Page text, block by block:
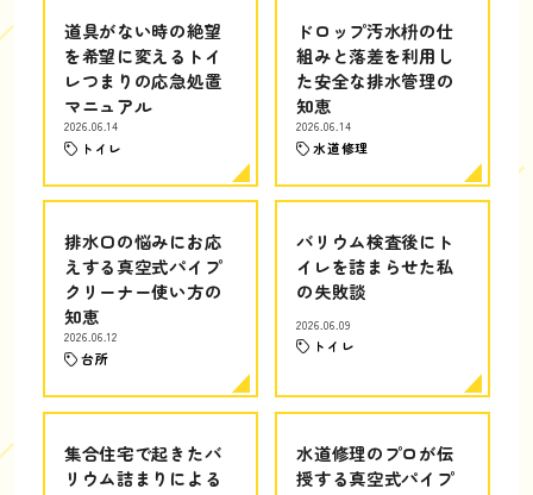
道具がない時の絶望
を希望に変えるトイ
レつまりの応急処置
マニュアル
2026.06.14
トイレ
ドロップ汚水枡の仕
組みと落差を利用し
た安全な排水管理の
知恵
2026.06.14
水道修理
排水口の悩みにお応
えする真空式パイプ
クリーナー使い方の
知恵
2026.06.12
台所
バリウム検査後にト
イレを詰まらせた私
の失敗談
2026.06.09
トイレ
集合住宅で起きたバ
リウム詰まりによる
水道修理のプロが伝
授する真空式パイプ